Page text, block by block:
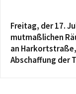
Freitag, der 17.
mutmaßlichen
an
Abschaffung der